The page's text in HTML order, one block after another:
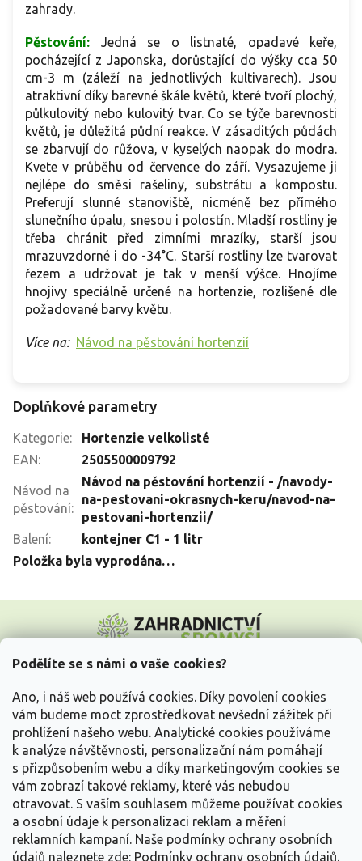
Podělíte se s námi o vaše cookies?
Ano, i náš web používá cookies. Díky povolení cookies
vám budeme moct zprostředkovat nevšední zážitek při
prohlížení našeho webu. Analytické cookies používáme
k analýze návštěvnosti, personalizační nám pomáhají
s přizpůsobením webu a díky marketingovým cookies se
vám zobrazí takové reklamy, které vás nebudou
otravovat. S vaším souhlasem můžeme používat cookies
a osobní údaje k personalizaci reklam a měření
reklamních kampaní. Naše podmínky ochrany osobních
údajů naleznete zde: Podmínky ochrany osobních údajů.
zahrady.
Pěstování: Jedná se o listnaté, opadavé keře,
pocházející z Japonska, dorůstající do výšky cca 50
cm-3 m (záleží na jednotlivých kultivarech). Jsou
atraktivní díky barevné škále květů, které tvoří plochý,
půlkulovitý nebo kulovitý tvar. Co se týče barevnosti
květů, je důležitá půdní reakce. V zásaditých půdách
se zbarvují do růžova, v kyselých naopak do modra.
Kvete v průběhu od července do září. Vysazujeme ji
nejlépe do směsi rašeliny, substrátu a kompostu.
Preferují slunné stanoviště, nicméně bez přímého
slunečního úpalu, snesou i polostín. Mladší rostliny je
třeba chránit před zimními mrazíky, starší jsou
mrazuvzdorné i do -34°C. Starší rostliny lze tvarovat
řezem a udržovat je tak v menší výšce. Hnojíme
hnojivy speciálně určené na hortenzie, rozlišené dle
požadované barvy květu.
Více na: Návod na pěstování hortenzií
Doplňkové parametry
Kategorie:
Hortenzie velkolisté
EAN: 2505500009792
Návod na
pěstování:
Návod na pěstování hortenzií - /navody-
na-pestovani-okrasnych-keru/navod-na-
pestovani-hortenzii/
Balení:
kontejner C1 - 1 litr
Položka byla vyprodána…
p
Vše o nákupu
Informace pro Vás
Kontakujte nás